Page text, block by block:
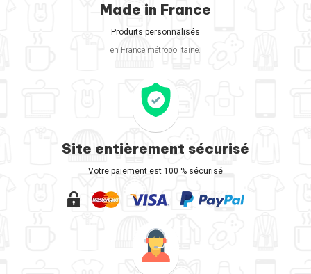
Made in France
Produits personnalisés
en France métropolitaine.
Site entièrement sécurisé
Votre paiement est 100 % sécurisé